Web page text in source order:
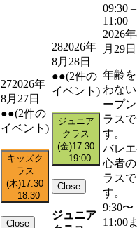
272026年
8月27日
●●(2件の
イベント)
キッズク
ラス
(木)17:30
– 18:30
Close
282026年
8月28日
●●(2件の
イベント)
ジュニア
クラス
(金)17:30
– 19:00
Close
ジュニア
09:30 –
11:00
2026
月29日
年齢
わな
ープ
ラスで
す。
バレ
心者
ラスで
す。
9:30〜
11:00